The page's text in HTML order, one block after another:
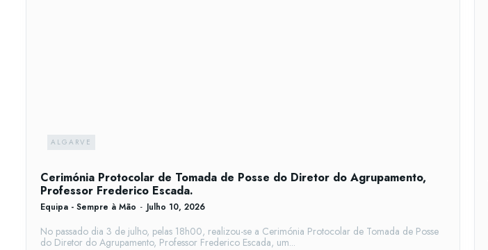
ALGARVE
Cerimónia Protocolar de Tomada de Posse do Diretor do Agrupamento,
Professor Frederico Escada.
Equipa - Sempre à Mão - Julho 10, 2026
No passado dia 3 de julho, pelas 18h00, realizou-se a Cerimónia Protocolar de Tomada de Posse
do Diretor do Agrupamento, Professor Frederico Escada, um...